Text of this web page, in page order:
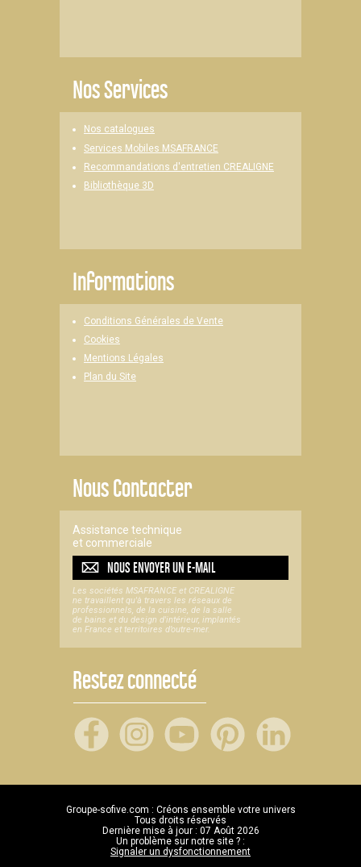
Nos Services
Nos catalogues
Services Mobiles MSAFRANCE
Recommandations d'entretien CREALIGNE
Bibliothèque 3D
Informations
Conditions Générales de Vente
Cookies
Mentions Légales
Plan du Site
Nous Contacter
Assistance technique
et commerciale
NOUS ENVOYER UNE-MAIL
Les sociétés MSAFRANCE et CREALIGNE
ne travaillent qu'à travers les réseaux de
professionnels, de la cuisine, de la salle
de bains et du design d'intérieur, implantés
en France et territoires d’outre-mer.
Restez connecté
Groupe-sofive.com : Créons ensemble votre univers
Tous droits réservés
Dernière mise à jour : 07 Août 2026
Un problème sur notre site ? :
Signaler un dysfonctionnement